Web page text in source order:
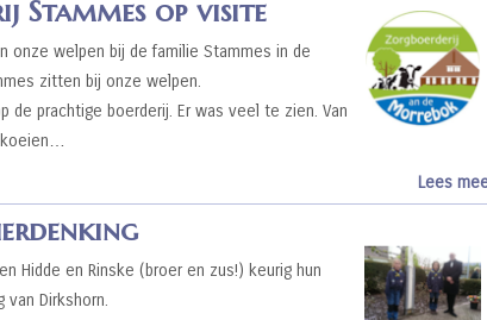
Stammes op visite
onze welpen bij de familie Stammes in de
zitten bij onze welpen.
de prachtige boerderij. Er was veel te zien. Van
koeien…
Lees
Hidde en Rinske (broer en zus!) keurig hun
van Dirkshorn.